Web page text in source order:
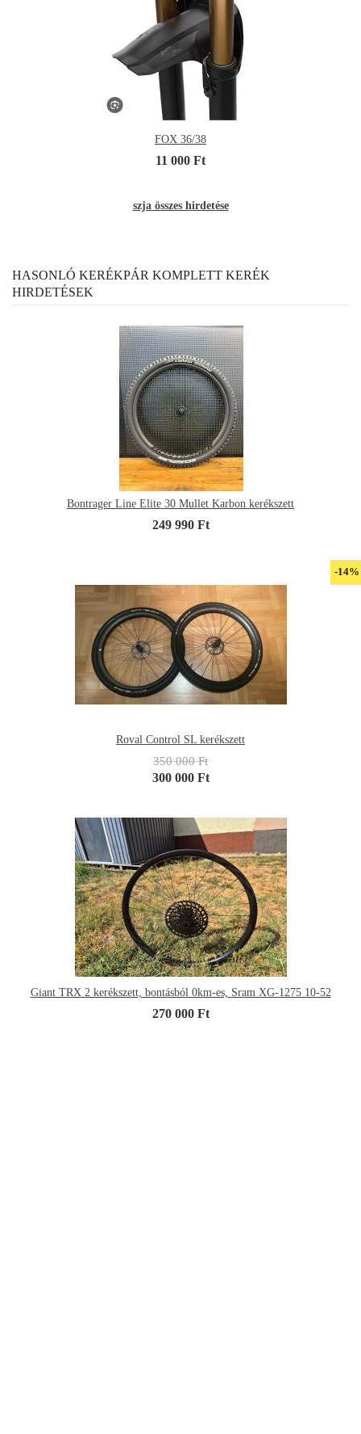
FOX 36/38
11 000 Ft
szja összes hirdetése
HASONLÓ KERÉKPÁR KOMPLETT KERÉK
HIRDETÉSEK
Bontrager Line Elite 30 Mullet Karbon kerékszett
249 990 Ft
-14%
Roval Control SL kerékszett
350 000 Ft
300 000 Ft
Giant TRX 2 kerékszett, bontásból 0km-es, Sram XG-1275 10-52
270 000 Ft